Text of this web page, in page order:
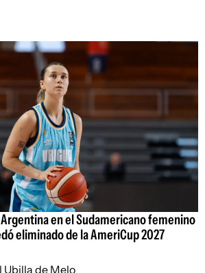
en el Sudamericano femenino
eliminado de la AmeriCup 2027